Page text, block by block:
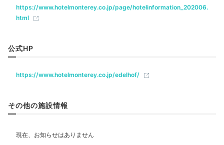
和食レストラン「隨縁亭」①
本館の「隨縁亭」では、道産食材を使った上品な和食を
多数の飲食店があるので、気になるお店にふらっと入っ
てみたり、テイクアウトしてお部屋でゆっくり味わうの
私達は「札幌市時計台」近くのイタリアン「イルピーノ」さんで頂
部屋情報
https://www.hotelmonterey.co.jp/page/hotelinformation_202006.
html
公式HP
https://www.hotelmonterey.co.jp/edelhof/
その他の施設情報